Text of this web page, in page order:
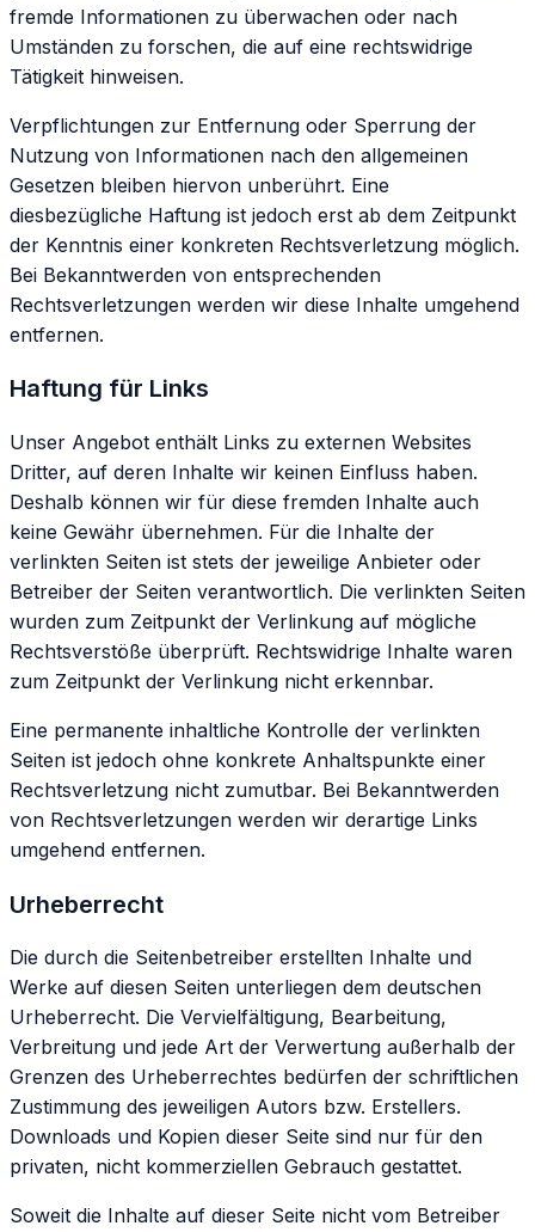
fremde Informationen zu überwachen oder nach
Umständen zu forschen, die auf eine rechtswidrige
Tätigkeit hinweisen.
Verpflichtungen zur Entfernung oder Sperrung der
Nutzung von Informationen nach den allgemeinen
Gesetzen bleiben hiervon unberührt. Eine
diesbezügliche Haftung ist jedoch erst ab dem Zeitpunkt
der Kenntnis einer konkreten Rechtsverletzung möglich.
Bei Bekanntwerden von entsprechenden
Rechtsverletzungen werden wir diese Inhalte umgehend
entfernen.
Haftung für Links
Unser Angebot enthält Links zu externen Websites
Dritter, auf deren Inhalte wir keinen Einfluss haben.
Deshalb können wir für diese fremden Inhalte auch
keine Gewähr übernehmen. Für die Inhalte der
verlinkten Seiten ist stets der jeweilige Anbieter oder
Betreiber der Seiten verantwortlich. Die verlinkten Seiten
wurden zum Zeitpunkt der Verlinkung auf mögliche
Rechtsverstöße überprüft. Rechtswidrige Inhalte waren
zum Zeitpunkt der Verlinkung nicht erkennbar.
Eine permanente inhaltliche Kontrolle der verlinkten
Seiten ist jedoch ohne konkrete Anhaltspunkte einer
Rechtsverletzung nicht zumutbar. Bei Bekanntwerden
von Rechtsverletzungen werden wir derartige Links
umgehend entfernen.
Urheberrecht
Die durch die Seitenbetreiber erstellten Inhalte und
Werke auf diesen Seiten unterliegen dem deutschen
Urheberrecht. Die Vervielfältigung, Bearbeitung,
Verbreitung und jede Art der Verwertung außerhalb der
Grenzen des Urheberrechtes bedürfen der schriftlichen
Zustimmung des jeweiligen Autors bzw. Erstellers.
Downloads und Kopien dieser Seite sind nur für den
privaten, nicht kommerziellen Gebrauch gestattet.
Soweit die Inhalte auf dieser Seite nicht vom Betreiber